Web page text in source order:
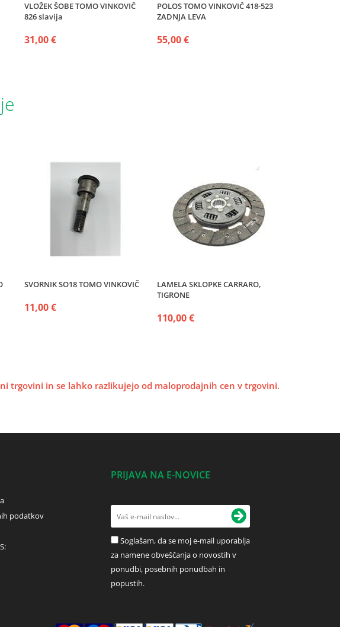
VLOŽEK ŠOBE TOMO VINKOVIČ
826 slavija
31,00 €
POLOS TOMO VINKOVIČ 418-523
ZADNJA LEVA
55,00 €
SVORNIK SO18 TOMO VINKOVIČ
11,00 €
LAMELA SKLOPKE CARRARO,
TIGRONE
110,00 €
trgovini in se lahko razlikujejo od maloprodajnih cen v trgovini.
podatkov
PRIJAVA NA E-NOVICE
Soglašam, da se moj e-mail uporablja
za namene obveščanja o novostih v
ponudbi, posebnih ponudbah in
popustih.